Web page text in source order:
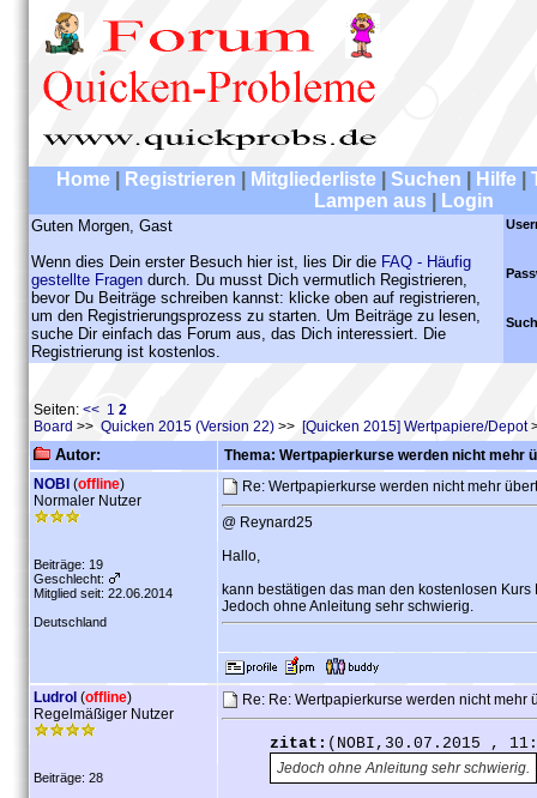
Home Registrieren Mitgliederliste Suchen Hilfe
Lampen aus
Login
Guten Morgen, Gast
Wenn dies Dein erster Besuch hier ist, lies Dir die FAQ - Häufig
gestellte Fragen durch. Du musst Dich vermutlich Registrieren,
bevor Du Beiträge schreiben kannst: klicke oben auf registrieren,
um den Registrierungsprozess zu starten. Um Beiträge zu lesen,
suche Dir einfach das Forum aus, das Dich interessiert. Die
Registrierung ist kostenlos.
Seiten: << 1 2
Board >> Quicken 2015 (Version 22) >> [Quicken 2015] Wertpapiere/Depot
Autor:
Thema: Wertpapierkurse werden nicht mehr
NOBI (offline)
Normaler Nutzer
Beiträge: 19
Geschlecht:
Mitglied seit: 22.06.2014
Deutschland
Re: Wertpapierkurse werden nicht mehr
@ Reynard25
Hallo,
kann bestätigen das man den kostenlosen
Jedoch ohne Anleitung sehr schwierig.
Ludrol (offline)
Regelmäßiger Nutzer
Beiträge: 28
Re: Re: Wertpapierkurse werden nicht mehr
zitat: (NOBI,30.07.2015 ,
Jedoch ohne Anleitung sehr schwierig.